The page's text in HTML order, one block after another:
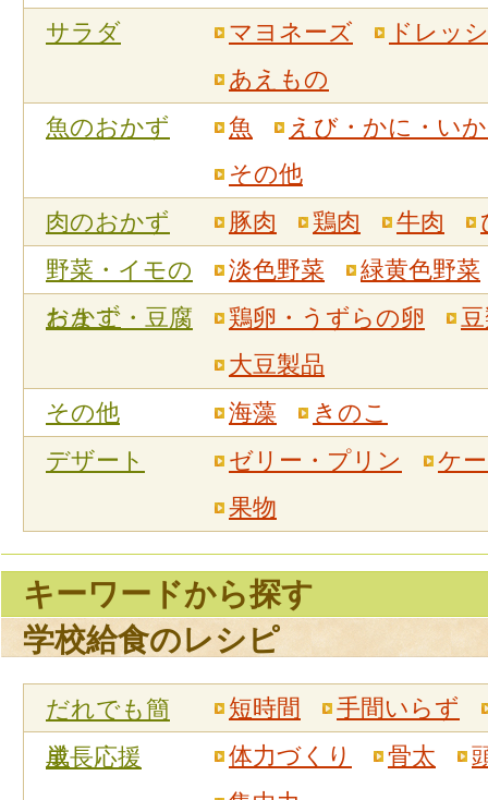
サラダ
マヨネーズ
ドレッ
あえもの
魚のおかず
魚
えび・かに・い
その他
肉のおかず
豚肉 鶏肉 牛肉
野菜・イモの
おかず
淡色野菜
緑黄色野菜
たまご・豆腐
鶏卵・うずらの卵
大豆製品
その他
海藻
きのこ
デザート
ゼリー・プリン
ケ
果物
キーワードから探す
学校給食のレシピ
だれでも簡
単
短時間
手間いらず
成長応援
体力づくり 骨太